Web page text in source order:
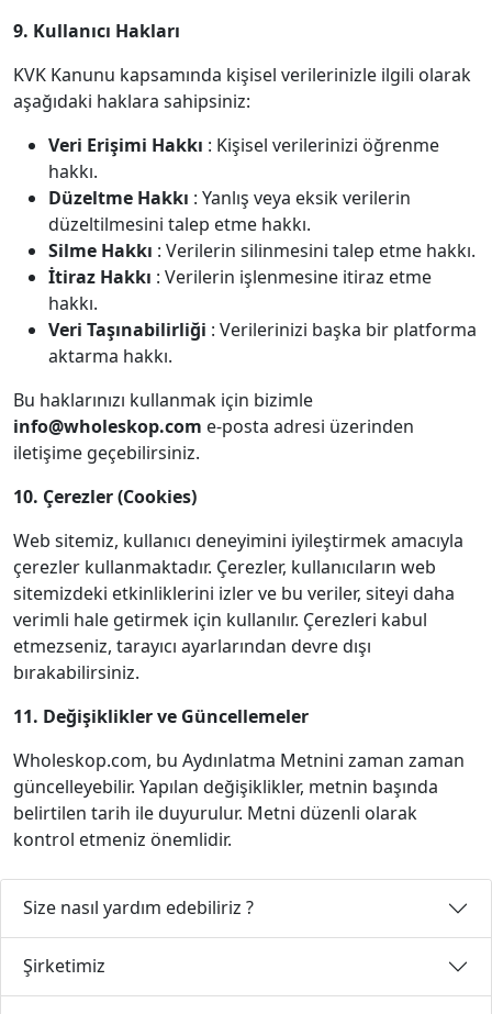
9. Kullanıcı Hakları
KVK Kanunu kapsamında kişisel verilerinizle ilgili olarak
aşağıdaki haklara sahipsiniz:
Veri Erişimi Hakkı : Kişisel verilerinizi öğrenme
hakkı.
Düzeltme Hakkı : Yanlış veya eksik verilerin
düzeltilmesini talep etme hakkı.
Silme Hakkı : Verilerin silinmesini talep etme hakkı.
İtiraz Hakkı : Verilerin işlenmesine itiraz etme
hakkı.
Veri Taşınabilirliği : Verilerinizi başka bir platforma
aktarma hakkı.
Bu haklarınızı kullanmak için bizimle
info@wholeskop.com e-posta adresi üzerinden
iletişime geçebilirsiniz.
10. Çerezler (Cookies)
Web sitemiz, kullanıcı deneyimini iyileştirmek amacıyla
çerezler kullanmaktadır. Çerezler, kullanıcıların web
sitemizdeki etkinliklerini izler ve bu veriler, siteyi daha
verimli hale getirmek için kullanılır. Çerezleri kabul
etmezseniz, tarayıcı ayarlarından devre dışı
bırakabilirsiniz.
11. Değişiklikler ve Güncellemeler
Wholeskop.com, bu Aydınlatma Metnini zaman zaman
güncelleyebilir. Yapılan değişiklikler, metnin başında
belirtilen tarih ile duyurulur. Metni düzenli olarak
kontrol etmeniz önemlidir.
Size nasıl yardım edebiliriz ?
Şirketimiz